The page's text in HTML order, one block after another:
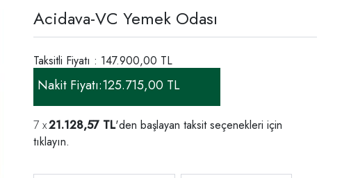
Acidava-VC Yemek Odası
Taksitli Fiyatı : 147.900,00 TL
Nakit Fiyatı:125.715,00 TL
21.128,57 TL'den başlayan taksit seçenekleri için
tıklayın.